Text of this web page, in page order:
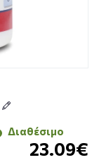
Διαθέσιμο
23.09€